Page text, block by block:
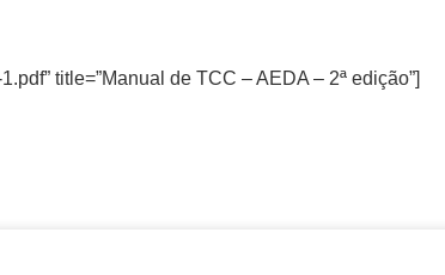
title=”Manual de TCC – AEDA – 2ª edição”]